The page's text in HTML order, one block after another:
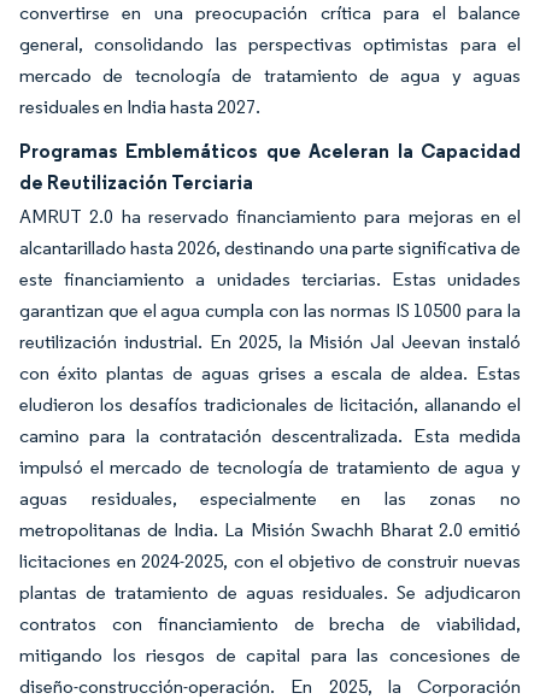
convertirse en una preocupación crítica para el balance
general, consolidando las perspectivas optimistas para el
mercado de tecnología de tratamiento de agua y aguas
residuales en India hasta 2027.
Programas Emblemáticos que Aceleran la Capacidad
de Reutilización Terciaria
AMRUT 2.0 ha reservado financiamiento para mejoras en el
alcantarillado hasta 2026, destinando una parte significativa de
este financiamiento a unidades terciarias. Estas unidades
garantizan que el agua cumpla con las normas IS 10500 para la
reutilización industrial. En 2025, la Misión Jal Jeevan instaló
con éxito plantas de aguas grises a escala de aldea. Estas
eludieron los desafíos tradicionales de licitación, allanando el
camino para la contratación descentralizada. Esta medida
impulsó el mercado de tecnología de tratamiento de agua y
aguas residuales, especialmente en las zonas no
metropolitanas de India. La Misión Swachh Bharat 2.0 emitió
licitaciones en 2024-2025, con el objetivo de construir nuevas
plantas de tratamiento de aguas residuales. Se adjudicaron
contratos con financiamiento de brecha de viabilidad,
mitigando los riesgos de capital para las concesiones de
diseño-construcción-operación. En 2025, la Corporación